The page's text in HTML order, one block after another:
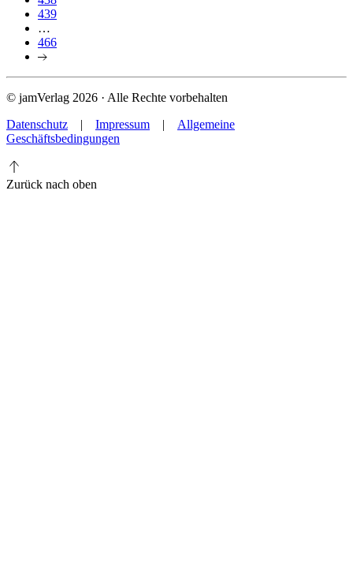
439
…
466
© jamVerlag 2026 · Alle Rechte vorbehalten
Datenschutz | Impressum | Allgemeine
Geschäftsbedingungen
Zurück nach oben